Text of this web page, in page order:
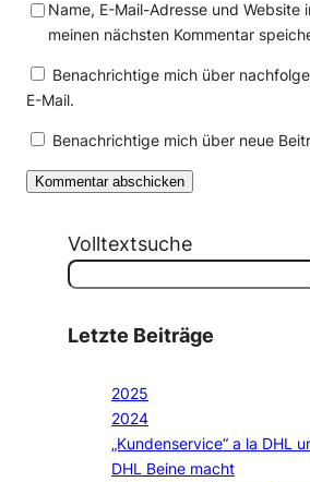
Name, E-Mail-Adresse und Website
meinen nächsten Kommentar
Benachrichtige mich über
E-Mail.
Benachrichtige mich über neue
Volltextsuche
Letzte Beiträge
2025
2024
„Kundenservice“ a la DHL
DHL Beine macht